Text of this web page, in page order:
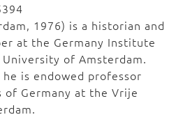
1976) is a historian and
at the Germany Institute
of Amsterdam.
is endowed professor
of Germany at the Vrije